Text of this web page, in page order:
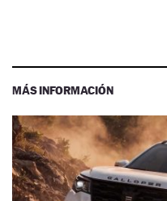
MÁS INFORMACIÓN